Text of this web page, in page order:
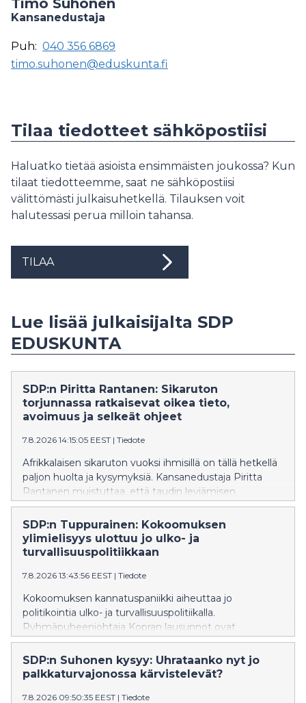
Timo Suhonen
Kansanedustaja
Puh: 040 356 6869
timo.suhonen@eduskunta.fi
Tilaa tiedotteet sähköpostiisi
Haluatko tietää asioista ensimmäisten joukossa? Kun
tilaat tiedotteemme, saat ne sähköpostiisi
välittömästi julkaisuhetkellä. Tilauksen voit
halutessasi perua milloin tahansa.
TILAA
Lue lisää julkaisijalta SDP
EDUSKUNTA
SDP:n Piritta Rantanen: Sikaruton
torjunnassa ratkaisevat oikea tieto,
avoimuus ja selkeät ohjeet
7.8.2026 14:15:05 EEST | Tiedote
Afrikkalaisen sikaruton vuoksi ihmisillä on tällä hetkellä
paljon huolta ja kysymyksiä. Kansanedustaja Piritta
Rantanen muistuttaa, että taudin leviämisen
estäminen onnistuu vain, jos ihmisillä on käytössään
oikeaa ja ajantasaista tietoa sekä selkeät
toimintaohjeet.
SDP:n Tuppurainen: Kokoomuksen
ylimielisyys ulottuu jo ulko- ja
turvallisuuspolitiikkaan
7.8.2026 13:43:56 EEST | Tiedote
Kokoomuksen kannatuspaniikki aiheuttaa jo
politikointia ulko- ja turvallisuuspolitiikalla.
Ryhmäpuheenjohtaja Kopran lausunnot ovat
oppikirjaesimerkki siitä, miten kokoomuksen
ulkopoliittinen värisuora aiheuttaa vauhtisokeutta, joka
heikentää Suomen turvallisuutta, SDP:n Tuppurainen
SDP:n Suhonen kysyy: Uhrataanko nyt jo
palkkaturvajonossa kärvistelevät?
7.8.2026 09:50:35 EEST | Tiedote